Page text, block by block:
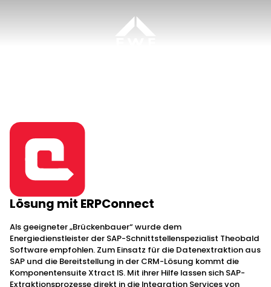
Lösung mit ERPConnect
Als geeigneter „Brückenbauer“ wurde dem
Energiedienstleister der SAP-Schnittstellenspezialist Theobald
Software empfohlen. Zum Einsatz für die Datenextraktion aus
SAP und die Bereitstellung in der CRM-Lösung kommt die
Komponentensuite Xtract IS. Mit ihrer Hilfe lassen sich SAP-
Extraktionsprozesse direkt in die Integration Services von